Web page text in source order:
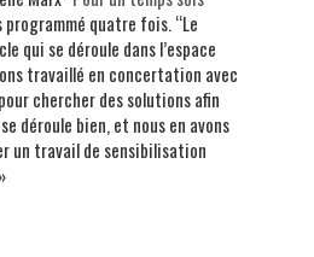
programmé quatre fois. “Le
qui se déroule dans l’espace
travaillé en concertation avec
chercher des solutions afin
déroule bien, et nous en avons
un travail de sensibilisation